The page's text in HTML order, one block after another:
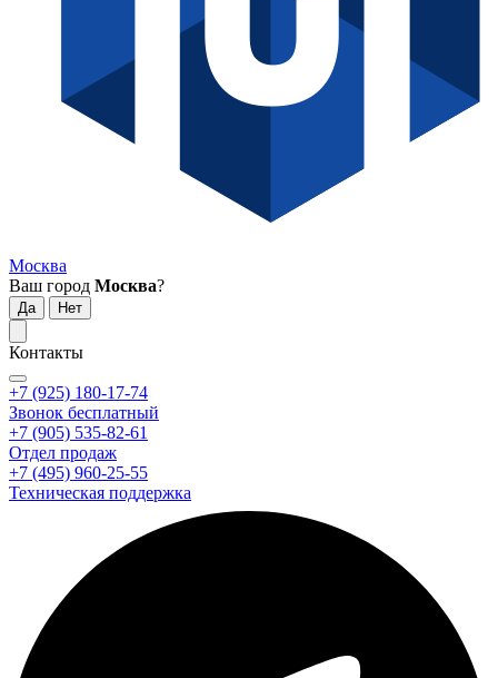
Москва
Ваш город Москва?
Контакты
+7 (925) 180-17-74
Звонок бесплатный
+7 (905) 535-82-61
Отдел продаж
+7 (495) 960-25-55
Техническая поддержка